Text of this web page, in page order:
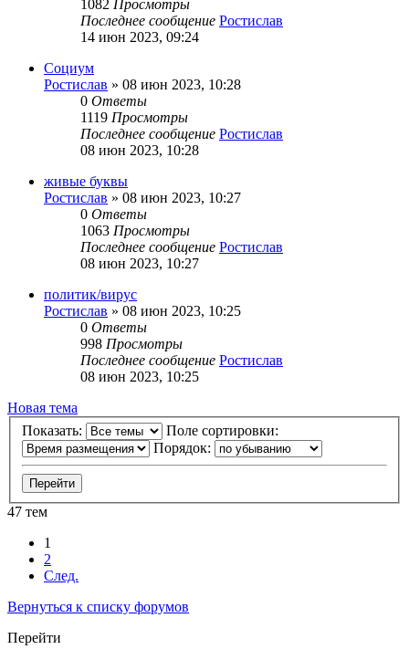
1082 Просмотры
Последнее сообщение Ростислав
14 июн 2023, 09:24
Социум
Ростислав » 08 июн 2023, 10:28
0 Ответы
1119 Просмотры
Последнее сообщение Ростислав
08 июн 2023, 10:28
живые буквы
Ростислав » 08 июн 2023, 10:27
0 Ответы
1063 Просмотры
Последнее сообщение Ростислав
08 июн 2023, 10:27
политик/вирус
Ростислав » 08 июн 2023, 10:25
0 Ответы
998 Просмотры
Последнее сообщение Ростислав
08 июн 2023, 10:25
Новая тема
Показать:
Поле сортировки:
Порядок:
47 тем
1
2
След.
Вернуться к списку форумов
Перейти